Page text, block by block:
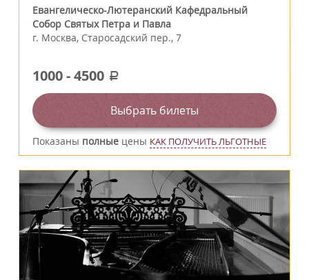
Евангелическо-Лютеранский Кафедральный
Собор Святых Петра и Павла
г. Москва, Старосадский пер., 7
1000-4500 a
Выбрать билеты
Показаны полные цены КАК ПОЛУЧИТЬ ЛЬГОТНЫЕ